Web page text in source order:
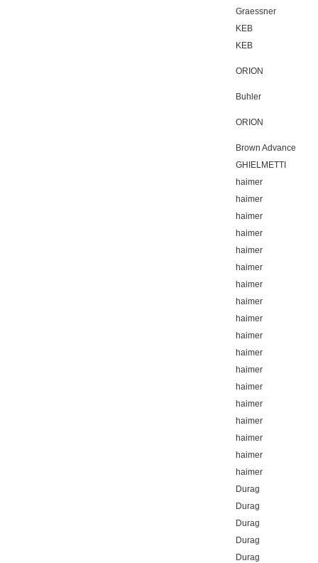
Graessner
KEB
KEB
ORION
Buhler
ORION
Brown Advance
GHIELMETTI
haimer
haimer
haimer
haimer
haimer
haimer
haimer
haimer
haimer
haimer
haimer
haimer
haimer
haimer
haimer
haimer
haimer
haimer
Durag
Durag
Durag
Durag
Durag